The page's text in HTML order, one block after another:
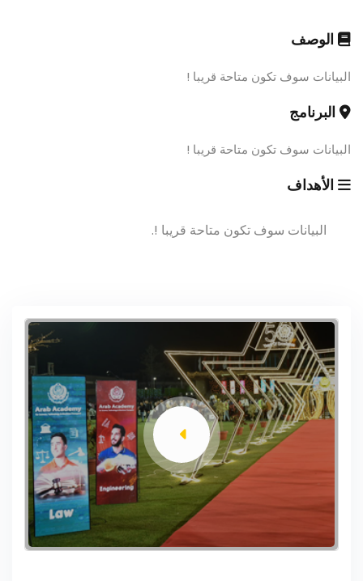
الوصف
البيانات سوف تكون متاحة قريبا !
البرنامج
البيانات سوف تكون متاحة قريبا !
الأهداف
البيانات سوف تكون متاحة قريبا !.